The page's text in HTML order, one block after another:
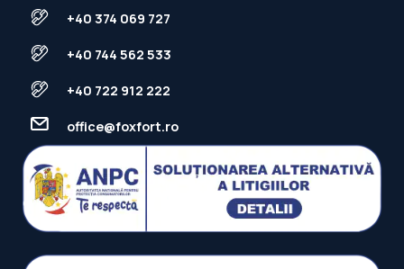
+40 374 069 727
+40 744 562 533
+40 722 912 222
office@foxfort.ro